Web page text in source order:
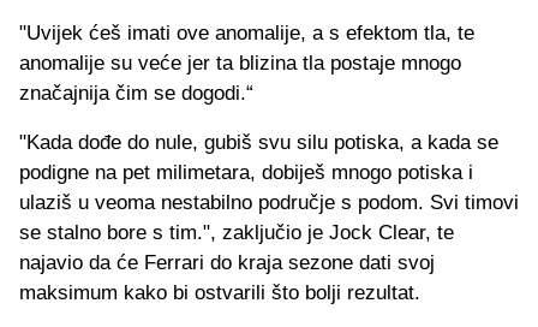
"Uvijek ćeš imati ove anomalije, a s efektom tla, te
anomalije su veće jer ta blizina tla postaje mnogo
značajnija čim se dogodi.“
"Kada dođe do nule, gubiš svu silu potiska, a kada se
podigne na pet milimetara, dobiješ mnogo potiska i
ulaziš u veoma nestabilno područje s podom. Svi timovi
se stalno bore s tim.", zaključio je Jock Clear, te
najavio da će Ferrari do kraja sezone dati svoj
maksimum kako bi ostvarili što bolji rezultat.